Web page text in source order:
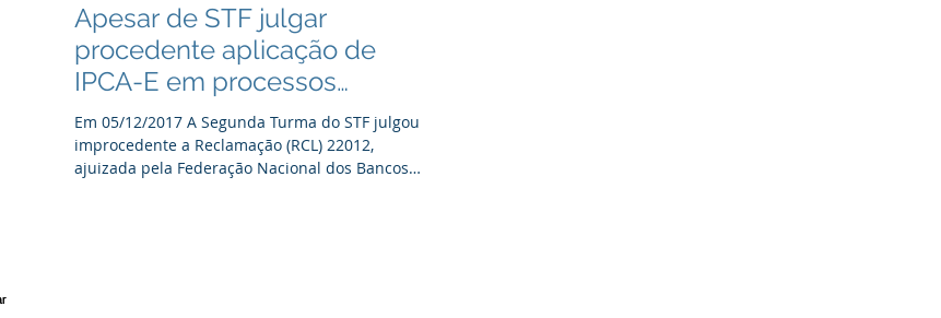
Apesar de STF julgar
procedente aplicação de
IPCA-E em processos
trabalhistas o CSJT continua
a usar
Em 05/12/2017 A Segunda Turma do STF julgou
improcedente a Reclamação (RCL) 22012,
ajuizada pela Federação Nacional dos Bancos